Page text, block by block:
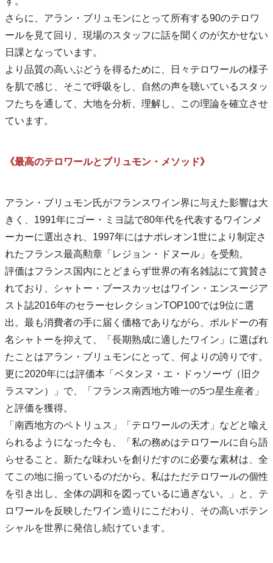
さらに、アラン・ブリュモンにとって所有する90のテロワ
ールを見て回り、現場のスタッフに話を聞くのが欠かせない
日課となっています。
より品質の高いぶどうを得るために、日々テロワールの様子
を肌で感じ、そこで呼吸をし、自然の声を聴いているスタッ
フたちを通して、大地を分析、理解し、この理論を確立させ
ています。
《最高のテロワールとブリュモン・メソッド》
アラン・ブリュモン氏がフランスワイン界に与えた影響は大
きく、1991年にゴー・ミヨ誌で80年代を代表するワインメ
ーカーに選出され、1997年にはナポレオン1世により制定さ
れたフランス最高勲章「レジョン・ドヌール」を受勲。
評価はフランス国内にとどまらず世界の有名雑誌にて賞賛さ
れており、シャトー・ブースカッセはワイン・エンスージア
スト誌2016年のセラーセレクションTOP100では9位に選
出。最も消費者の手に届く価格でありながら、ボルドーの有
名シャトーを抑えて、「長期熟成に適したワイン」に選ばれ
たことはアラン・ブリュモンにとって、何よりの誇りです。
更に2020年には評価本「ベタンヌ・エ・ドゥソーヴ（旧ク
ラスマン）」で、「フランス南西地方唯一の5つ星生産者」
と評価を獲得。
「南西地方のペトリュス」「テロワールの天才」などと喩え
られるようになった今も、「私の務めはテロワールに自ら語
らせること。新たな味わいを創りだすのに必要な素材は、全
てこの地に揃っているのだから。私はただテロワールの個性
を引き出し、全体の調和を図っているに過ぎない。」と、テ
ロワールを反映したワイン造りにこだわり、その高いポテン
シャルを世界に発信し続けています。